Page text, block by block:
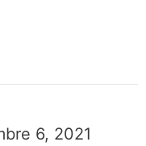
6, 2021